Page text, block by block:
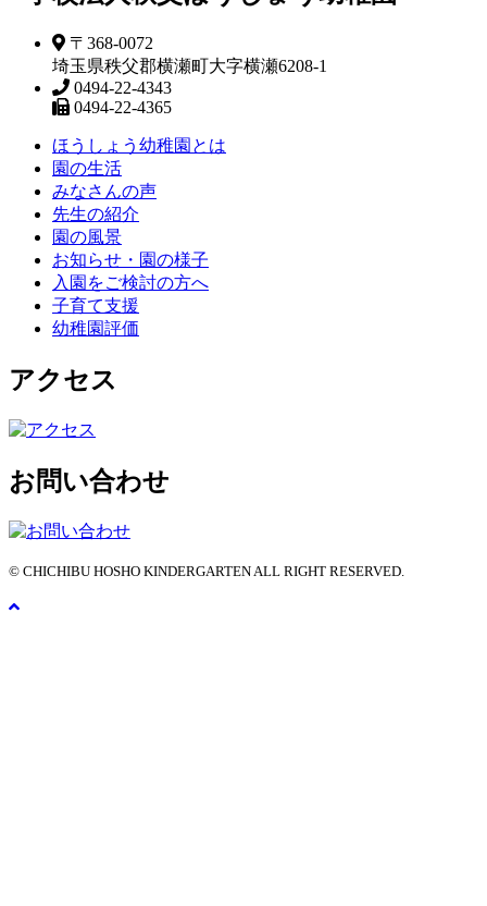
〒368-0072
埼玉県秩父郡横瀬町大字横瀬6208-1
0494-22-4343
0494-22-4365
ほうしょう幼稚園とは
園の生活
みなさんの声
先生の紹介
園の風景
お知らせ・園の様子
入園をご検討の方へ
子育て支援
幼稚園評価
アクセス
お問い合わせ
© CHICHIBU HOSHO KINDERGARTEN ALL RIGHT RESERVED.